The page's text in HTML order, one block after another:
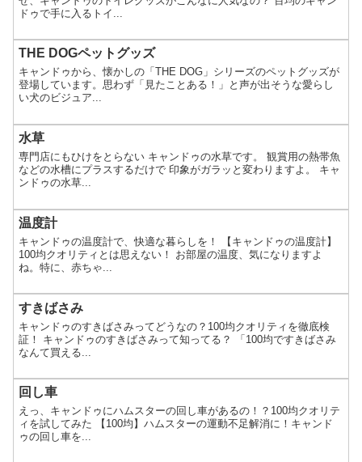
ドゥで手に入るトイ...
THE DOGペットグッズ
キャンドゥから、懐かしの「THE DOG」シリーズのペットグッズが
登場しています。思わず「見たことある！」と声が出そうな愛らし
い犬のビジュア...
水草
専門店にもひけをとらない キャンドゥの水草です。 観賞用の熱帯魚
などの水槽にプラスするだけで 印象がガラッと変わりますよ。 キャ
ンドゥの水草...
温度計
キャンドゥの温度計で、快適な暮らしを！ 【キャンドゥの温度計】
100均クオリティとは思えない！ お部屋の温度、気になりますよ
ね。特に、赤ちゃ...
すきばさみ
キャンドゥのすきばさみってどうなの？100均クオリティを徹底検
証！ キャンドゥのすきばさみって知ってる？ 「100均ですきばさみ
なんて買える...
回し車
えっ、キャンドゥにハムスターの回し車があるの！？100均クオリテ
ィを試してみた 【100均】ハムスターの運動不足解消に！キャンド
ゥの回し車を...